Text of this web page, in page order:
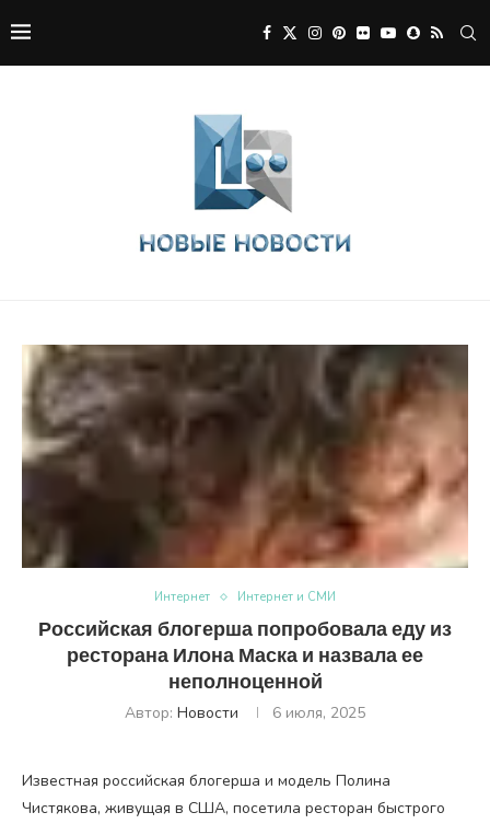
Интернет Интернет и СМИ
Российская блогерша попробовала еду из
ресторана Илона Маска и назвала ее
неполноценной
Автор: Новости 6 июля, 2025
Известная российская блогерша и модель Полина
Чистякова, живущая в США, посетила ресторан быстрого